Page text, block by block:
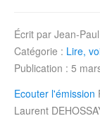
Écrit par Jean-
Catégorie : Lire,
Publication : 5
Ecouter l'émission
Laurent